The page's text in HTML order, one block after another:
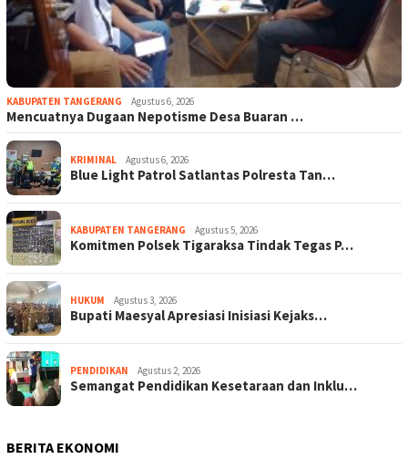
KABUPATEN TANGERANG Agustus 6, 2026
Mencuatnya Dugaan Nepotisme Desa Buaran …
KRIMINAL Agustus 6, 2026
Blue Light Patrol Satlantas Polresta Tan…
KABUPATEN TANGERANG Agustus 5, 2026
Komitmen Polsek Tigaraksa Tindak Tegas P…
HUKUM Agustus 3, 2026
Bupati Maesyal Apresiasi Inisiasi Kejaks…
PENDIDIKAN Agustus 2, 2026
Semangat Pendidikan Kesetaraan dan Inklu…
BERITA EKONOMI